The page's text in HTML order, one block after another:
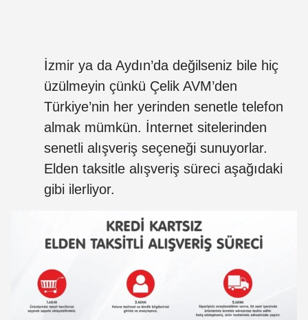
İzmir ya da Aydın’da değilseniz bile hiç
üzülmeyin çünkü Çelik AVM’den
Türkiye’nin her yerinden senetle telefon
almak mümkün. İnternet sitelerinden
senetli alışveriş seçeneği sunuyorlar.
Elden taksitle alışveriş süreci aşağıdaki
gibi ilerliyor.